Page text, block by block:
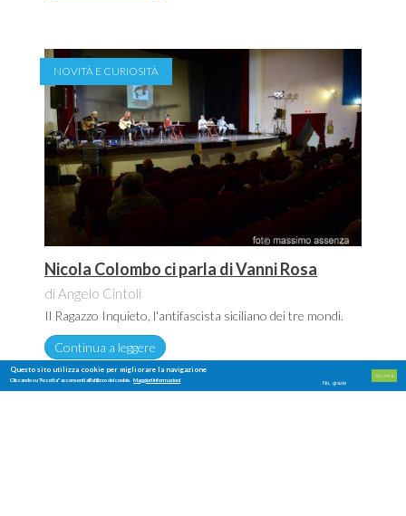
NOVITÀ E CURIOSITÀ
Nicola Colombo ci parla di Vanni Rosa
di Angelo Cintoli
Il Ragazzo Inquieto, l'antifascista siciliano dei tre mondi.
Continua a leggere
Questo sito utilizza cookie per migliorare la navigazione
Cliccando su "Accetta" acconsenti all'utilizzo dei cookie. Maggiori informazioni
Accetta
No, grazie